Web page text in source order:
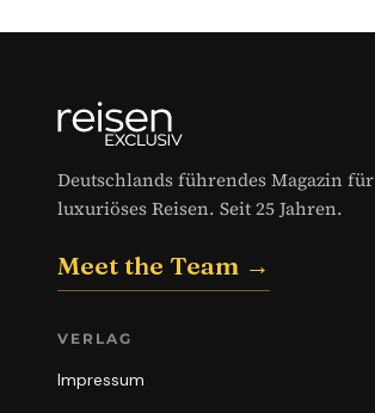
Deutschlands führendes Magazin für
luxuriöses Reisen. Seit 25 Jahren.
Meet the Team →
VERLAG
Impressum